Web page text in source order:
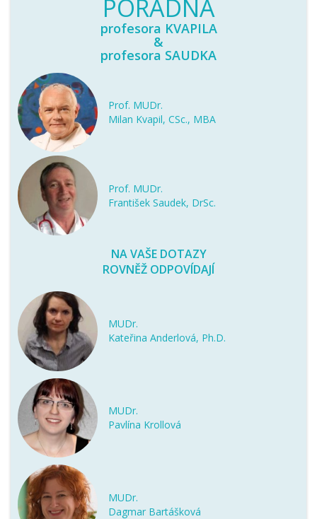
PORADNA
profesora KVAPILA
&
profesora SAUDKA
Prof. MUDr.
Milan Kvapil, CSc., MBA
Prof. MUDr.
František Saudek, DrSc.
NA VAŠE DOTAZY
ROVNĚŽ ODPOVÍDAJÍ
MUDr.
Kateřina Anderlová, Ph.D.
MUDr.
Pavlína Krollová
MUDr.
Dagmar Bartášková